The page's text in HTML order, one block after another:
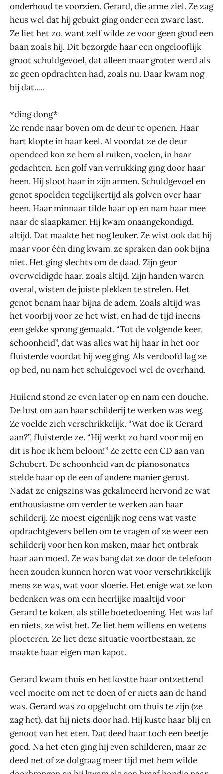
onderhoud te voorzien. Gerard, die arme ziel. Ze zag
heus wel dat hij gebukt ging onder een zware last.
Ze liet het zo, want zelf wilde ze voor geen goud een
baan zoals hij. Dit bezorgde haar een ongelooflijk
groot schuldgevoel, dat alleen maar groter werd als
ze geen opdrachten had, zoals nu. Daar kwam nog
bij dat…..
*ding dong*
Ze rende naar boven om de deur te openen. Haar
hart klopte in haar keel. Al voordat ze de deur
opendeed kon ze hem al ruiken, voelen, in haar
gedachten. Een golf van verrukking ging door haar
heen. Hij sloot haar in zijn armen. Schuldgevoel en
genot spoelden tegelijkertijd als golven over haar
heen. Haar minnaar tilde haar op en nam haar mee
naar de slaapkamer. Hij kwam onaangekondigd,
altijd. Dat maakte het nog leuker. Ze wist ook dat hij
maar voor één ding kwam; ze spraken dan ook bijna
niet. Het ging slechts om de daad. Zijn geur
overweldigde haar, zoals altijd. Zijn handen waren
overal, wisten de juiste plekken te strelen. Het
genot benam haar bijna de adem. Zoals altijd was
het voorbij voor ze het wist, en had de tijd ineens
een gekke sprong gemaakt. “Tot de volgende keer,
schoonheid”, dat was alles wat hij haar in het oor
fluisterde voordat hij weg ging. Als verdoofd lag ze
op bed, nu nam het schuldgevoel wel de overhand.
Huilend stond ze even later op en nam een douche.
De lust om aan haar schilderij te werken was weg.
Ze voelde zich verschrikkelijk. “Wat doe ik Gerard
aan?”, fluisterde ze. “Hij werkt zo hard voor mij en
dit is hoe ik hem beloon!” Ze zette een CD aan van
Schubert. De schoonheid van de pianosonates
stelde haar op de een of andere manier gerust.
Nadat ze enigszins was gekalmeerd hervond ze wat
enthousiasme om verder te werken aan haar
schilderij. Ze moest eigenlijk nog eens wat vaste
opdrachtgevers bellen om te vragen of ze weer een
schilderij voor hen kon maken, maar het ontbrak
haar aan moed. Ze was bang dat ze door de telefoon
heen zouden kunnen horen wat voor verschrikkelijk
mens ze was, wat voor sloerie. Het enige wat ze kon
bedenken was om een heerlijke maaltijd voor
Gerard te koken, als stille boetedoening. Het was laf
en niets, ze wist het. Ze liet hem willens en wetens
ploeteren. Ze liet deze situatie voortbestaan, ze
maakte haar eigen man kapot.
Gerard kwam thuis en het kostte haar ontzettend
veel moeite om net te doen of er niets aan de hand
was. Gerard was zo opgelucht om thuis te zijn (ze
zag het), dat hij niets door had. Hij kuste haar blij en
genoot van het eten. Dat deed haar toch een beetje
goed. Na het eten ging hij even schilderen, maar ze
deed net of ze dolgraag meer tijd met hem wilde